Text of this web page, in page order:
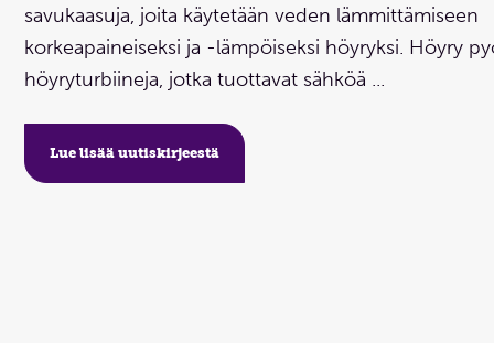
savukaasuja, joita käytetään veden lämmittämiseen
korkeapaineiseksi ja -lämpöiseksi höyryksi. Höyry
höyryturbiineja, jotka tuottavat sähköä ...
Lue lisää uutiskirjeestä